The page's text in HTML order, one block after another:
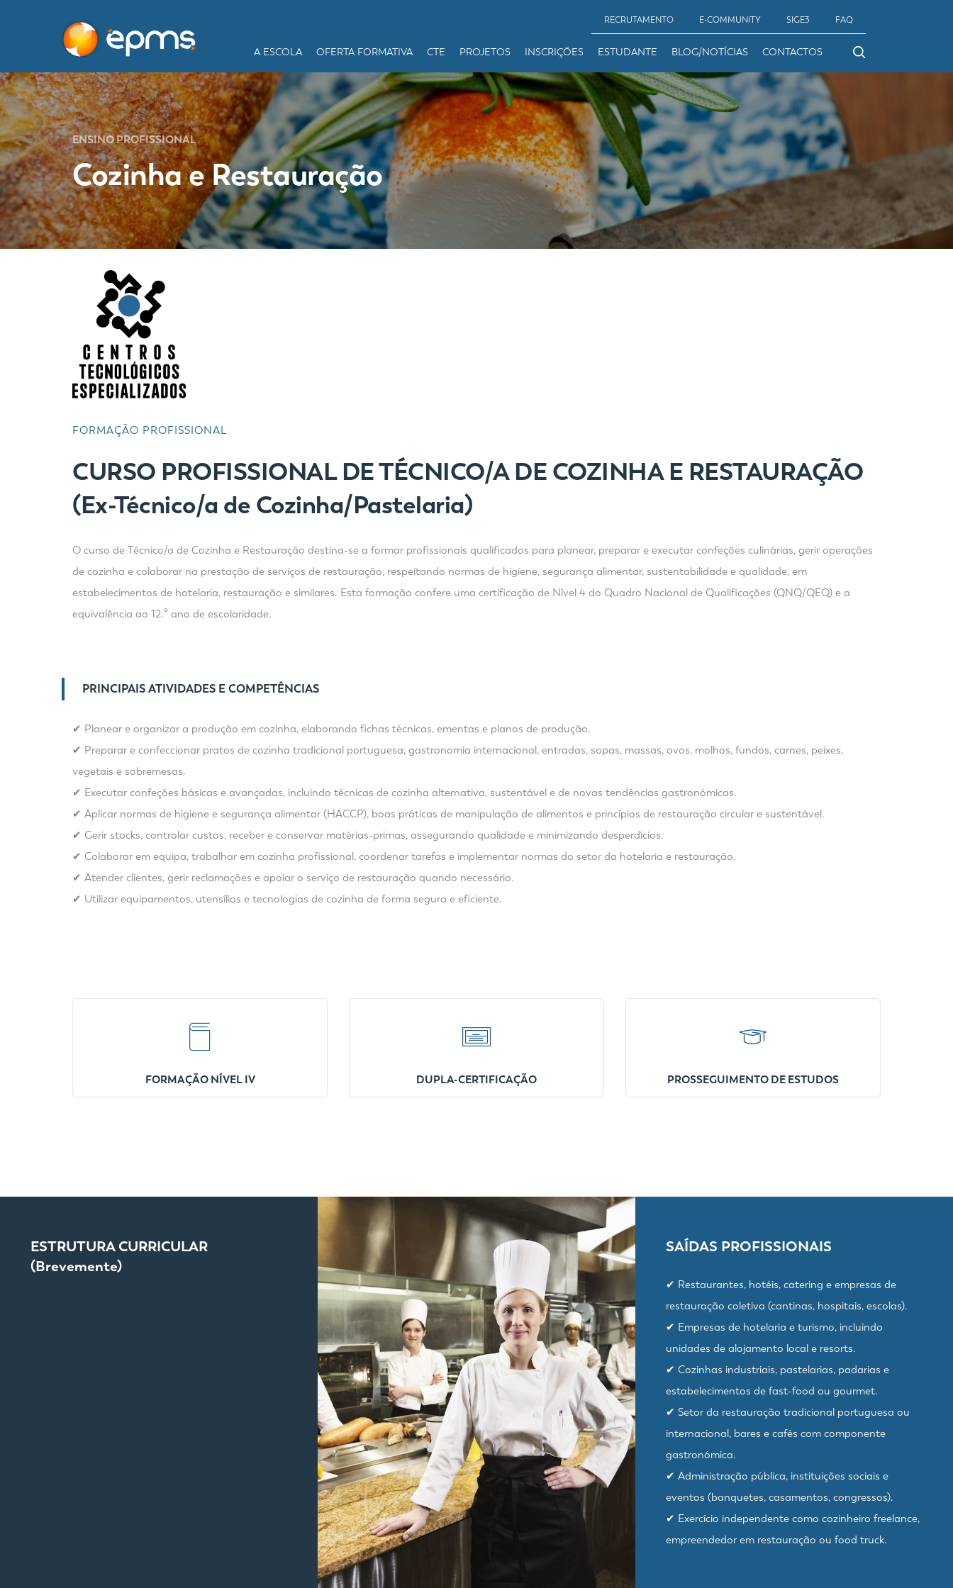
RECRUTAMENTO E-COMMUNITY SIGE3 FAQ
A ESCOLA OFERTA FORMATIVA CTE PROJETOS INSCRIÇÕES ESTUDANTE BLOG/NOTÍCIAS CONTACTOS
ENSINO PROFISSIONAL
Cozinha e Restauração
FORMAÇÃO PROFISSIONAL
CURSO PROFISSIONAL DE TÉCNICO/A DE COZINHA E RESTAURAÇÃO
(Ex-Técnico/a de Cozinha/Pastelaria)
O curso de Técnico/a de Cozinha e Restauração destina-se a formar profissionais qualificados para planear, preparar e executar confeções culinárias, gerir operações
de cozinha e colaborar na prestação de serviços de restauração, respeitando normas de higiene, segurança alimentar, sustentabilidade e qualidade, em
estabelecimentos de hotelaria, restauração e similares. Esta formação confere uma certificação de Nível 4 do Quadro Nacional de Qualificações (QNQ/QEQ) e a
equivalência ao 12.º ano de escolaridade.
PRINCIPAIS ATIVIDADES E COMPETÊNCIAS
✔ Planear e organizar a produção em cozinha, elaborando fichas técnicas, ementas e planos de produção.
✔ Preparar e confeccionar pratos de cozinha tradicional portuguesa, gastronomia internacional, entradas, sopas, massas, ovos, molhos, fundos, carnes, peixes,
vegetais e sobremesas.
✔ Executar confeções básicas e avançadas, incluindo técnicas de cozinha alternativa, sustentável e de novas tendências gastronómicas.
✔ Aplicar normas de higiene e segurança alimentar (HACCP), boas práticas de manipulação de alimentos e princípios de restauração circular e sustentável.
✔ Gerir stocks, controlar custos, receber e conservar matérias-primas, assegurando qualidade e minimizando desperdícios.
✔ Colaborar em equipa, trabalhar em cozinha profissional, coordenar tarefas e implementar normas do setor da hotelaria e restauração.
✔ Atender clientes, gerir reclamações e apoiar o serviço de restauração quando necessário.
✔ Utilizar equipamentos, utensílios e tecnologias de cozinha de forma segura e eficiente.
FORMAÇÃO NÍVEL IV DUPLA-CERTIFICAÇÃO PROSSEGUIMENTO DE ESTUDOS
ESTRUTURA CURRICULAR
(Brevemente)
SAÍDAS PROFISSIONAIS
✔ Restaurantes, hotéis, catering e empresas de
restauração coletiva (cantinas, hospitais, escolas).
✔ Empresas de hotelaria e turismo, incluindo
unidades de alojamento local e resorts.
✔ Cozinhas industriais, pastelarias, padarias e
estabelecimentos de fast-food ou gourmet.
✔ Setor da restauração tradicional portuguesa ou
internacional, bares e cafés com componente
gastronómica.
✔ Administração pública, instituições sociais e
eventos (banquetes, casamentos, congressos).
✔ Exercício independente como cozinheiro freelance,
empreendedor em restauração ou food truck.